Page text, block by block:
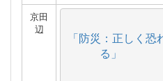
京田
辺
「防災：正しく恐
る」